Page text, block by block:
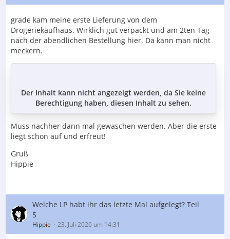
grade kam meine erste Lieferung von dem
Drogeriekaufhaus. Wirklich gut verpackt und am 2ten Tag
nach der abendlichen Bestellung hier. Da kann man nicht
meckern.
Der Inhalt kann nicht angezeigt werden, da Sie keine
Berechtigung haben, diesen Inhalt zu sehen.
Muss nachher dann mal gewaschen werden. Aber die erste
liegt schon auf und erfreut!
Gruß
Hippie
Welche LP habt ihr das letzte Mal aufgelegt? Teil
5
Hippie 23. Juli 2026 um 14:31